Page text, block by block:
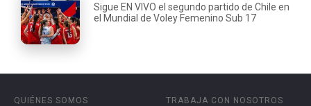
Sigue EN VIVO el segundo partido de Chile en
el Mundial de Voley Femenino Sub 17
QUIÉNES SOMOS
TRABAJA CON NOSOTROS